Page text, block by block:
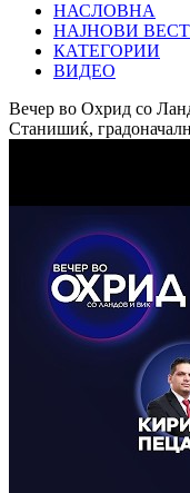
НАСЛОВНА
НАЈНОВИ
КАТЕГОРИИ
ВИДЕО
Вечер во Охрид со
Станишиќ,